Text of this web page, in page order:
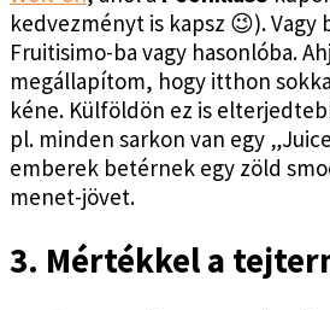
kedvezményt is kapsz 😉). Vagy
Fruitisimo-ba vagy hasonlóba.
megállapítom, hogy itthon
kéne. Külföldön ez is
pl. minden sarkon van egy
emberek betérnek egy zöld
menet-jövet.
3. Mértékkel a